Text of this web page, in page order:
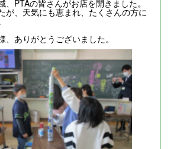
PTAの皆さんがお店を開きました。
が、天気にも恵まれ、たくさんの方に
ありがとうございました。